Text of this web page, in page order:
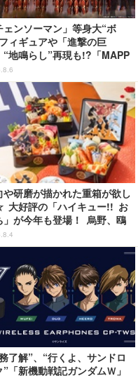
ェンソーマン」等身大“ボ
ィギュアや「進撃の巨
“地鳴らし”再現も!?「MAPP
15th Anniversary」展
容を公開
や研磨が描かれた重箱が欲し
大好評の「ハイキュー!! お
」が今年も登場！ 烏野、鴎
音駒、稲荷崎をイメージした
ューで構成
了解”、“行くよ、サンドロ
”「新機動戦記ガンダムＷ」